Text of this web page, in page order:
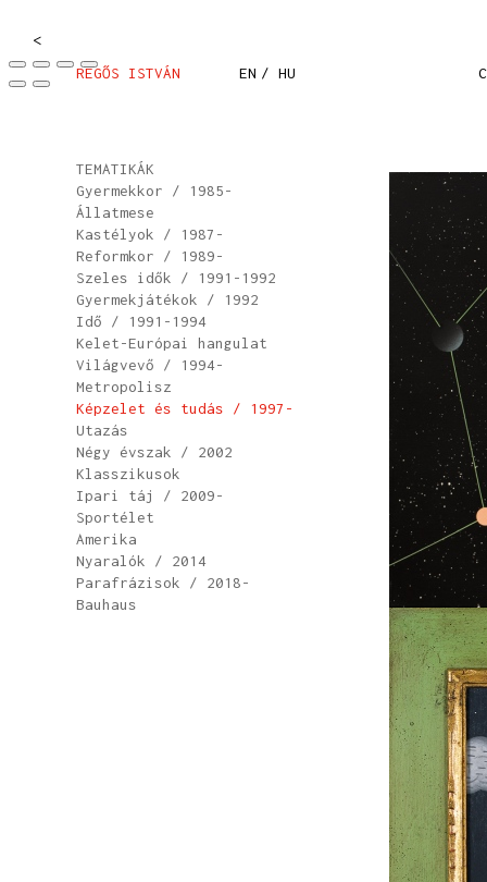
REGŐS ISTVÁN
TEMATIKÁK
Gyermekkor / 1985-
Állatmese
Kastélyok / 1987-
Reformkor / 1989-
Szeles idők / 1991-1992
Gyermekjátékok / 1992
Idő / 1991-1994
Kelet-Európai hangulat
Világvevő / 1994-
Metropolisz
Képzelet és tudás / 1997-
Utazás
Négy évszak / 2002
Klasszikusok
Ipari táj / 2009-
Sportélet
Amerika
Nyaralók / 2014
Parafrázisok / 2018-
Bauhaus
EN / HU
<